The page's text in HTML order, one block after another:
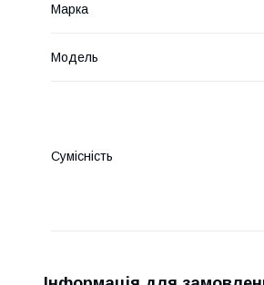
Марка
Модель
Сумісність